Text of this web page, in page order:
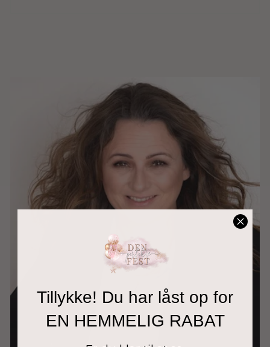
Tillykke! Du har låst op for
EN HEMMELIG RABAT